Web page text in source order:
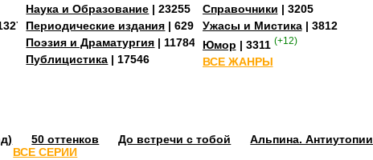
Наука и Образование | 23255
Периодические издания | 629
Поэзия и Драматургия | 11784
Публицистика | 17546
Справочники | 3205
Ужасы и Мистика| 3812
Юмор | 3311 (+12)
ВСЕ ЖАНРЫ
50 оттенков До встречи с тобой
Альпина. Антиутопии
ВСЕ СЕРИИ